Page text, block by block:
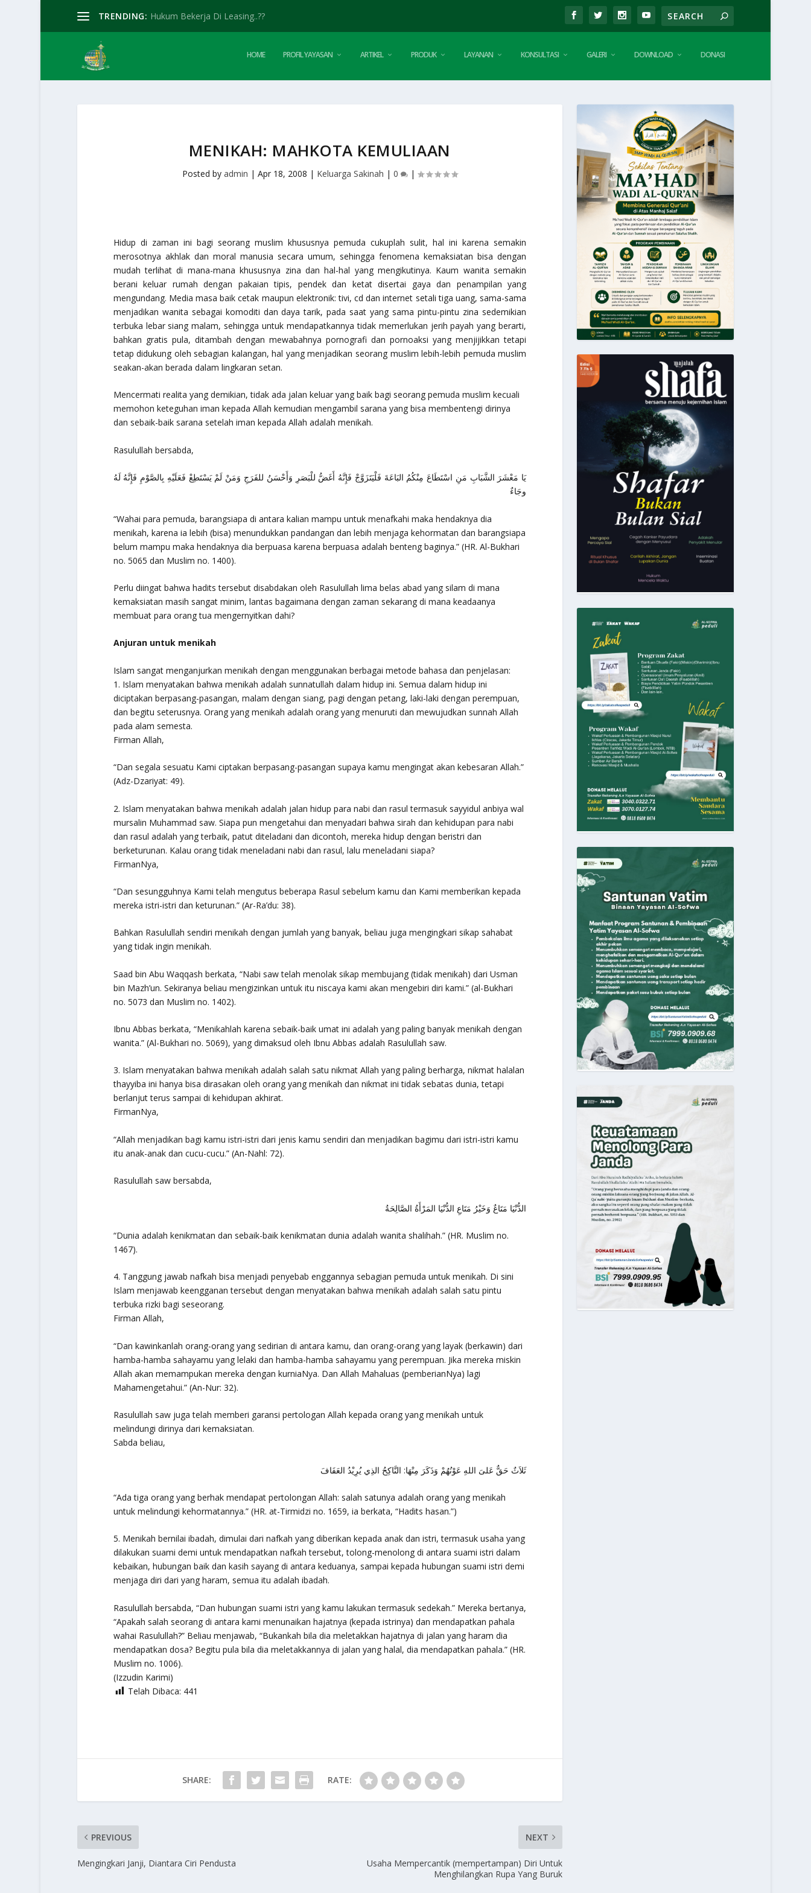
TRENDING: Hukum Bekerja Di Leasing..??
HOME PROFIL YAYASAN ARTIKEL PRODUK LAYANAN KONSULTASI GALERI DOWNLOAD DONASI
MENIKAH: MAHKOTA KEMULIAAN
Posted by admin | Apr 18, 2008 | Keluarga Sakinah | 0 |
Hidup di zaman ini bagi seorang muslim khususnya pemuda cukuplah sulit, hal ini karena semakin
merosotnya akhlak dan moral manusia secara umum, sehingga fenomena kemaksiatan bisa dengan
mudah terlihat di mana-mana khususnya zina dan hal-hal yang mengikutinya. Kaum wanita semakin
berani keluar rumah dengan pakaian tipis, pendek dan ketat disertai gaya dan penampilan yang
mengundang. Media masa baik cetak maupun elektronik: tivi, cd dan internet setali tiga uang, sama-sama
menjadikan wanita sebagai komoditi dan daya tarik, pada saat yang sama pintu-pintu zina sedemikian
terbuka lebar siang malam, sehingga untuk mendapatkannya tidak memerlukan jerih payah yang berarti,
bahkan gratis pula, ditambah dengan mewabahnya pornografi dan pornoaksi yang menjijikkan tetapi
tetap didukung oleh sebagian kalangan, hal yang menjadikan seorang muslim lebih-lebih pemuda muslim
seakan-akan berada dalam lingkaran setan.
Mencermati realita yang demikian, tidak ada jalan keluar yang baik bagi seorang pemuda muslim kecuali
memohon keteguhan iman kepada Allah kemudian mengambil sarana yang bisa membentengi dirinya
dan sebaik-baik sarana setelah iman kepada Allah adalah menikah.
Rasulullah bersabda,
يَا مَعْشَرَ الشَّبَابِ مَنِ اسْتَطَاعَ مِنْكُمُ البَاعَةَ فَلْيَتَزَوَّجْ فَإِنَّهُ أَغَضُّ للْبَصَرِ وَأَحْسَنُ للفَرَجِ وَمَنْ لَمْ يَسْتَطِعْ فَعَلَيْهِ بِالصَّوْمِ فَإِنَّهُ لَهُ
وجَاءٌ
“Wahai para pemuda, barangsiapa di antara kalian mampu untuk menafkahi maka hendaknya dia
menikah, karena ia lebih (bisa) menundukkan pandangan dan lebih menjaga kehormatan dan barangsiapa
belum mampu maka hendaknya dia berpuasa karena berpuasa adalah benteng baginya.”(HR. Al-Bukhari
no. 5065 dan Muslim no. 1400).
Perlu diingat bahwa hadits tersebut disabdakan oleh Rasulullah lima belas abad yang silam di mana
kemaksiatan masih sangat minim, lantas bagaimana dengan zaman sekarang di mana keadaanya
membuat para orang tua mengernyitkan dahi?
Anjuran untuk menikah
Islam sangat menganjurkan menikah dengan menggunakan berbagai metode bahasa dan penjelasan:
1. Islam menyatakan bahwa menikah adalah sunnatullah dalam hidup ini. Semua dalam hidup ini
diciptakan berpasang-pasangan, malam dengan siang, pagi dengan petang, laki-laki dengan perempuan,
dan begitu seterusnya. Orang yang menikah adalah orang yang menuruti dan mewujudkan sunnah Allah
pada alam semesta.
Firman Allah,
“Dan segala sesuatu Kami ciptakan berpasang-pasangan supaya kamu mengingat akan kebesaran Allah.”
(Adz-Dzariyat: 49).
2. Islam menyatakan bahwa menikah adalah jalan hidup para nabi dan rasul termasuk sayyidul anbiya wal
mursalin Muhammad saw. Siapa pun mengetahui dan menyadari bahwa sirah dan kehidupan para nabi
dan rasul adalah yang terbaik, patut diteladani dan dicontoh, mereka hidup dengan beristri dan
berketurunan. Kalau orang tidak meneladani nabi dan rasul, lalu meneladani siapa?
FirmanNya,
“Dan sesungguhnya Kami telah mengutus beberapa Rasul sebelum kamu dan Kami memberikan kepada
mereka istri-istri dan keturunan.”(Ar-Ra’du: 38).
Bahkan Rasulullah sendiri menikah dengan jumlah yang banyak, beliau juga mengingkari sikap sahabat
yang tidak ingin menikah.
Saad bin Abu Waqqash berkata, “Nabi saw telah menolak sikap membujang (tidak menikah) dari Usman
bin Mazh’un. Sekiranya beliau mengizinkan untuk itu niscaya kami akan mengebiri diri kami.” (al-Bukhari
no. 5073 dan Muslim no. 1402).
Ibnu Abbas berkata, “Menikahlah karena sebaik-baik umat ini adalah yang paling banyak menikah dengan
wanita.” (Al-Bukhari no. 5069), yang dimaksud oleh Ibnu Abbas adalah Rasulullah saw.
3. Islam menyatakan bahwa menikah adalah salah satu nikmat Allah yang paling berharga, nikmat halalan
thayyiba ini hanya bisa dirasakan oleh orang yang menikah dan nikmat ini tidak sebatas dunia, tetapi
berlanjut terus sampai di kehidupan akhirat.
FirmanNya,
“Allah menjadikan bagi kamu istri-istri dari jenis kamu sendiri dan menjadikan bagimu dari istri-istri kamu
itu anak-anak dan cucu-cucu.”(An-Nahl: 72).
Rasulullah saw bersabda,
الدُّنْيَا مَتَاعٌ وَخَيْرُ مَتَاعِ الدُّنْيَا المَرْأَةُ الصَّالِحَةُ
“Dunia adalah kenikmatan dan sebaik-baik kenikmatan dunia adalah wanita shalihah.”(HR. Muslim no.
1467).
4. Tanggung jawab nafkah bisa menjadi penyebab enggannya sebagian pemuda untuk menikah. Di sini
Islam menjawab keengganan tersebut dengan menyatakan bahwa menikah adalah salah satu pintu
terbuka rizki bagi seseorang.
Firman Allah,
“Dan kawinkanlah orang-orang yang sedirian di antara kamu, dan orang-orang yang layak (berkawin) dari
hamba-hamba sahayamu yang lelaki dan hamba-hamba sahayamu yang perempuan. Jika mereka miskin
Allah akan memampukan mereka dengan kurniaNya. Dan Allah Mahaluas (pemberianNya) lagi
Mahamengetahui.”(An-Nur: 32).
Rasulullah saw juga telah memberi garansi pertologan Allah kepada orang yang menikah untuk
melindungi dirinya dari kemaksiatan.
Sabda beliau,
ثَلاَثٌ حَقٌّ عَلىَ اللهِ عَوْنُهُمْ وَذَكَرَ مِنْهَا: النَّاكِحُ الذِي يُرِيْدُ العَفَافَ
“Ada tiga orang yang berhak mendapat pertolongan Allah: salah satunya adalah orang yang menikah
untuk melindungi kehormatannya.”(HR. at-Tirmidzi no. 1659, ia berkata, “Hadits hasan.”)
5. Menikah bernilai ibadah, dimulai dari nafkah yang diberikan kepada anak dan istri, termasuk usaha yang
dilakukan suami demi untuk mendapatkan nafkah tersebut, tolong-menolong di antara suami istri dalam
kebaikan, hubungan baik dan kasih sayang di antara keduanya, sampai kepada hubungan suami istri demi
menjaga diri dari yang haram, semua itu adalah ibadah.
Rasulullah bersabda, “Dan hubungan suami istri yang kamu lakukan termasuk sedekah.” Mereka bertanya,
“Apakah salah seorang di antara kami menunaikan hajatnya (kepada istrinya) dan mendapatkan pahala
wahai Rasulullah?” Beliau menjawab, “Bukankah bila dia meletakkan hajatnya di jalan yang haram dia
mendapatkan dosa? Begitu pula bila dia meletakkannya di jalan yang halal, dia mendapatkan pahala.”(HR.
Muslim no. 1006).
(Izzudin Karimi)
Telah Dibaca: 441
SHARE: RATE:
PREVIOUS
Mengingkari Janji, Diantara Ciri Pendusta
NEXT
Usaha Mempercantik (mempertampan) Diri Untuk
Menghilangkan Rupa Yang Buruk